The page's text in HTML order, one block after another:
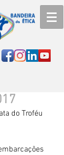
do Troféu